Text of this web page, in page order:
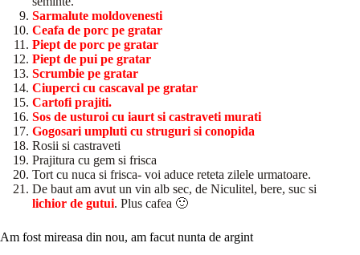
Sarmalute moldovenesti
Ceafa de porc pe gratar
Piept de porc pe gratar
Piept de pui pe gratar
Scrumbie pe gratar
Ciuperci cu cascaval pe gratar
Cartofi prajiti.
Sos de usturoi cu iaurt si castraveti murati
Gogosari umpluti cu struguri si conopida
Rosii si castraveti
Prajitura cu gem si frisca
Tort cu nuca si frisca- voi aduce reteta zilele urmatoare.
De baut am avut un vin alb sec, de Niculitel, bere, suc si
lichior de gutui. Plus cafea 🙂
Am fost mireasa din nou, am facut nunta de argint